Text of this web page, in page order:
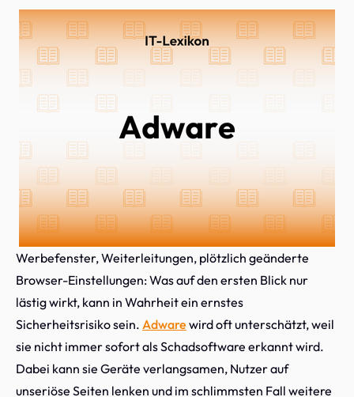
Werbefenster, Weiterleitungen, plötzlich geänderte
Browser-Einstellungen: Was auf den ersten Blick nur
lästig wirkt, kann in Wahrheit ein ernstes
Sicherheitsrisiko sein. Adware wird oft unterschätzt, weil
sie nicht immer sofort als Schadsoftware erkannt wird.
Dabei kann sie Geräte verlangsamen, Nutzer auf
unseriöse Seiten lenken und im schlimmsten Fall weitere